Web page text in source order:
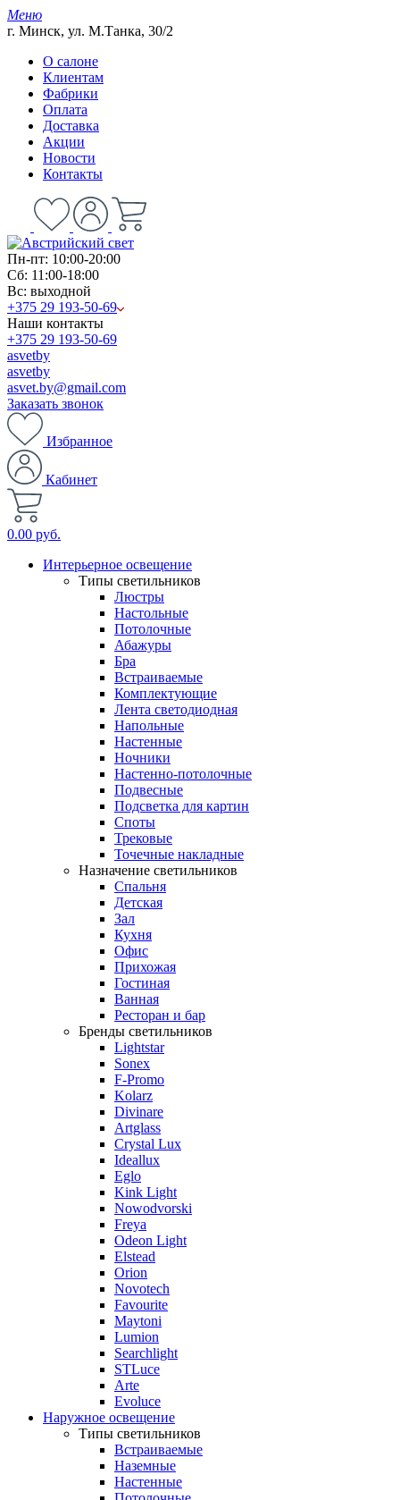
Меню
г. Минск, ул. М.Танка, 30/2
О салоне
Клиентам
Фабрики
Оплата
Доставка
Акции
Новости
Контакты
Пн-пт: 10:00-20:00
Сб: 11:00-18:00
Вс: выходной
+375 29 193-50-69
Наши контакты
+375 29 193-50-69
asvetby
asvetby
asvet.by@gmail.com
Заказать звонок
Избранное
Кабинет
0.00 руб.
Интерьерное освещение
Типы светильников
Люстры
Настольные
Потолочные
Абажуры
Бра
Встраиваемые
Комплектующие
Лента светодиодная
Напольные
Настенные
Ночники
Настенно-потолочные
Подвесные
Подсветка для картин
Споты
Трековые
Точечные накладные
Назначение светильников
Спальня
Детская
Зал
Кухня
Офис
Прихожая
Гостиная
Ванная
Ресторан и бар
Бренды светильников
Lightstar
Sonex
F-Promo
Kolarz
Divinare
Artglass
Crystal Lux
Ideallux
Eglo
Kink Light
Nowodvorski
Freya
Odeon Light
Elstead
Orion
Novotech
Favourite
Maytoni
Lumion
Searchlight
STLuce
Arte
Evoluce
Наружное освещение
Типы светильников
Встраиваемые
Наземные
Настенные